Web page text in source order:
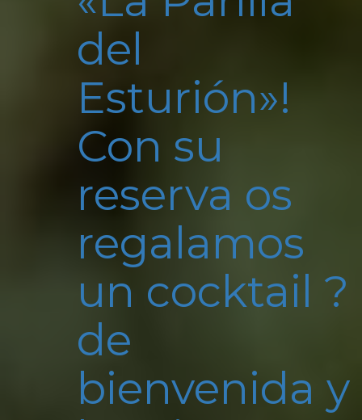
del
Esturión»!
Con su
reserva os
regalamos
un cocktail ?
de
bienvenida y